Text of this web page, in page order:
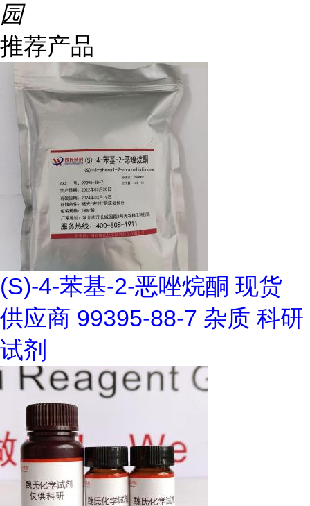
园
推荐产品
(S)-4-苯基-2-恶唑烷酮 现货
供应商 99395-88-7 杂质 科研
试剂